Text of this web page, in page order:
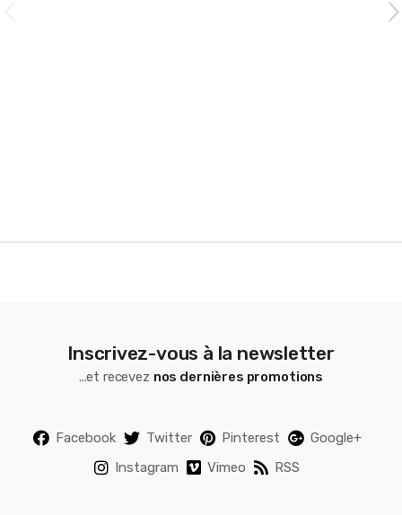
Inscrivez-vous à la newsletter
...et recevez nos dernières promotions
Facebook Twitter Pinterest
Google+
Instagram
Vimeo RSS